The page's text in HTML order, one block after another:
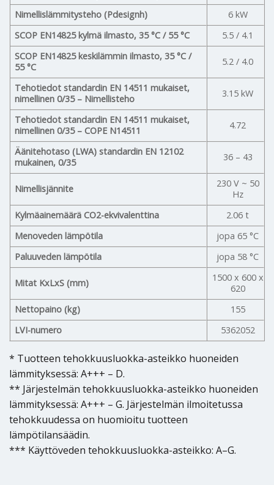
Nimellislämmitysteho (Pdesignh)
6 kW
SCOP EN14825 kylmä ilmasto, 35 °C / 55 °C
5.5 / 4.1
SCOP EN14825 keskilämmin ilmasto, 35 °C /
55 °C
5.2 / 4.0
Tehotiedot standardin EN 14511 mukaiset,
nimellinen 0/35 – Nimellisteho
3.15 kW
Tehotiedot standardin EN 14511 mukaiset,
nimellinen 0/35 – COPE N14511
4.72
Äänitehotaso (LWA) standardin EN 12102
mukainen, 0/35
36 – 43
Nimellisjännite
230 V ~ 50
Hz
Kylmäainemäärä CO2-ekvivalenttina
2.06 t
Menoveden lämpötila
jopa 65 °C
Paluuveden lämpötila
jopa 58 °C
Mitat KxLxS (mm)
1500 x 600 x
620
Nettopaino (kg)
155
LVI-numero
5362052
* Tuotteen tehokkuusluokka-asteikko huoneiden
lämmityksessä: A+++ – D.
** Järjestelmän tehokkuusluokka-asteikko huoneiden
lämmityksessä: A+++ – G. Järjestelmän ilmoitetussa
tehokkuudessa on huomioitu tuotteen
lämpötilansäädin.
*** Käyttöveden tehokkuusluokka-asteikko: A–G.